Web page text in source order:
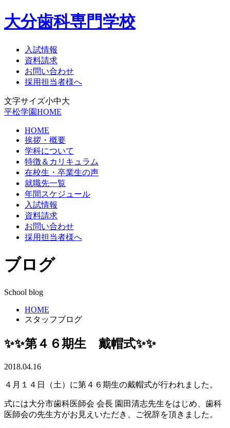
大分歯科専門学校
入試情報
資料請求
お問い合わせ
採用担当者様へ
文字サイズ小中大
平松学園HOME
HOME
挨拶・概要
学科について
特徴＆カリキュラム
在校生・卒業生の声
就職先一覧
年間スケジュール
入試情報
資料請求
お問い合わせ
採用担当者様へ
ブログ
School blog
HOME
スタッフブログ
✨✨第４６期生 戴帽式✨✨
2018.04.16
４月１４日（土）に第４６期生の戴帽式が行われました。
式には大分市歯科医師会 会長 園田清志先生をはじめ、歯科
医師会の先生方がお見えいただき、ご祝辞を頂きました。